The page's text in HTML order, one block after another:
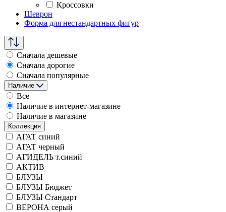
Кроссовки
Шеврон
Форма для нестандартных фигур
Сначала дешевые
Сначала дорогие
Сначала популярные
Наличие
Все
Наличие в интернет-магазине
Наличие в магазине
Коллекция
АГАТ синий
АГАТ черный
АГИДЕЛЬ т.синий
АКТИВ
БЛУЗЫ
БЛУЗЫ Бюджет
БЛУЗЫ Стандарт
ВЕРОНА серый